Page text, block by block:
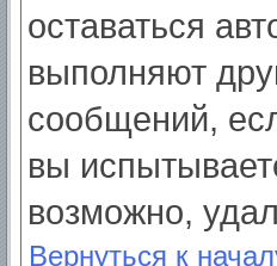
оставаться
выполняют
сообщений,
вы
возможно,
Вернуться к